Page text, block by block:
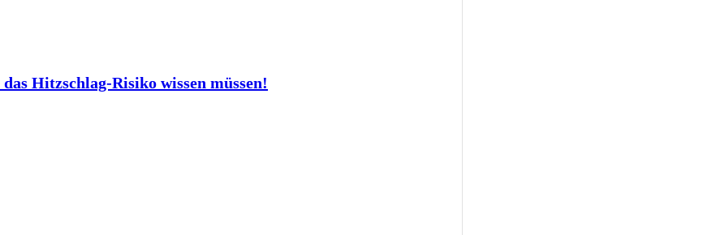
Hitzschlag-Risiko wissen müssen!